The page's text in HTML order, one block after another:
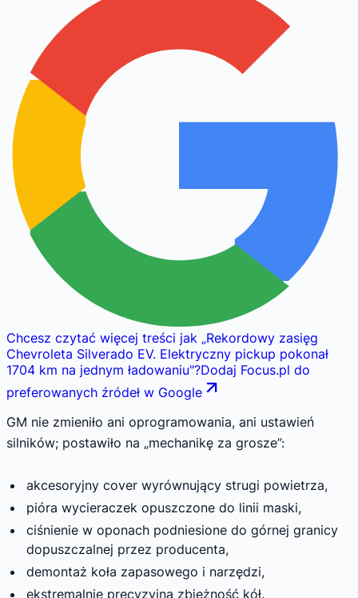
Chcesz czytać więcej treści jak „Rekordowy zasięg
Chevroleta Silverado EV. Elektryczny pickup pokonał
1704 km na jednym ładowaniu"?Dodaj Focus.pl do
preferowanych źródeł w Google
GM nie zmieniło ani oprogramowania, ani ustawień
silników; postawiło na „mechanikę za grosze”:
akcesoryjny cover wyrównujący strugi powietrza,
pióra wycieraczek opuszczone do linii maski,
ciśnienie w oponach podniesione do górnej granicy
dopuszczalnej przez producenta,
demontaż koła zapasowego i narzędzi,
ekstremalnie precyzyjna zbieżność kół.